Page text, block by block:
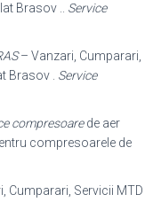
Brasov .. Service
– Vanzari, Cumparari,
Brasov . Service
compresoarede aer
compresoarele de
Cumparari, Servicii MTD